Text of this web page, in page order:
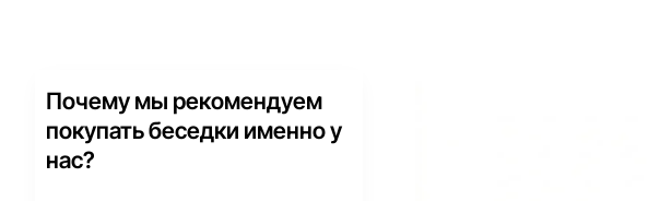
Почему мы рекомендуем
покупать беседки именно у
нас?